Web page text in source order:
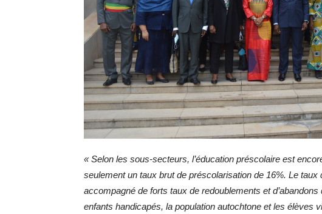
« Selon les sous-secteurs, l’éducation préscolaire est
seulement un taux brut de préscolarisation de 16%. Le taux
accompagné de forts taux de redoublements et
enfants handicapés, la population autochtone et les élèves